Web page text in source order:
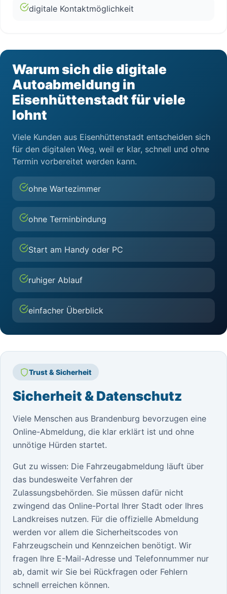
digitale Kontaktmöglichkeit
Warum sich die digitale
Autoabmeldung in
Eisenhüttenstadt für viele
lohnt
Viele Kunden aus Eisenhüttenstadt entscheiden sich
für den digitalen Weg, weil er klar, schnell und ohne
Termin vorbereitet werden kann.
ohne Wartezimmer
ohne Terminbindung
Start am Handy oder PC
ruhiger Ablauf
einfacher Überblick
Trust & Sicherheit
Sicherheit & Datenschutz
Viele Menschen aus Brandenburg bevorzugen eine
Online-Abmeldung, die klar erklärt ist und ohne
unnötige Hürden startet.
Gut zu wissen: Die Fahrzeugabmeldung läuft über
das bundesweite Verfahren der
Zulassungsbehörden. Sie müssen dafür nicht
zwingend das Online-Portal Ihrer Stadt oder Ihres
Landkreises nutzen. Für die offizielle Abmeldung
werden vor allem die Sicherheitscodes von
Fahrzeugschein und Kennzeichen benötigt. Wir
fragen Ihre E-Mail-Adresse und Telefonnummer nur
ab, damit wir Sie bei Rückfragen oder Fehlern
schnell erreichen können.